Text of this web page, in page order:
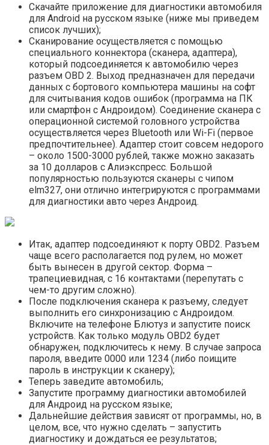
Скачайте приложение для диагностики автомобиля
для Android на русском языке (ниже мы приведем
список лучших);
Сканирование осуществляется с помощью
специального коннектора (сканера, адаптера),
который подсоединяется к автомобилю через
разъем OBD 2. Выход предназначен для передачи
данных с бортового компьютера машины на софт
для считывания кодов ошибок (программа на ПК
или смартфон с Андроидом). Соединение сканера с
операционной системой головного устройства
осуществляется через Bluetooth или Wi-Fi (первое
предпочтительнее). Адаптер стоит совсем недорого
– около 1500-3000 рублей, также можно заказать
за 10 долларов с Алиэкспресс. Большой
популярностью пользуются сканеры с чипом
elm327, они отлично интегрируются с программами
для диагностики авто через Андроид.
Итак, адаптер подсоединяют к порту OBD2. Разъем
чаще всего располагается под рулем, но может
быть вынесен в другой сектор. Форма –
трапециевидная, с 16 контактами (перепутать с
чем-то другим сложно).
После подключения сканера к разъему, следует
выполнить его синхронизацию с Андроидом.
Включите на телефоне Блютуз и запустите поиск
устройств. Как только модуль OBD2 будет
обнаружен, подключитесь к нему. В случае запроса
пароля, введите 0000 или 1234 (либо поищите
пароль в инструкции к сканеру);
Теперь заведите автомобиль;
Запустите программу диагностики автомобилей
для Андроид на русском языке;
Дальнейшие действия зависят от программы, но, в
целом, все, что нужно сделать – запустить
диагностику и дождаться ее результатов;